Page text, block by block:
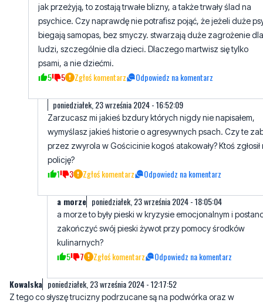
ludzi, szczególnie dla dzieci. Dlaczego martwisz się tylko
psami, a nie dziećmi.
5 5 Zgłoś komentarz Odpowiedz na komentarz
poniedziałek, 23 września 2024 - 16:52:09
Zarzucasz mi jakieś bzdury których nigdy nie napisałem,
przez zwyrola w Gościcinie kogoś atakowały? Ktoś zgłosił
policję?
1 3 Zgłoś komentarz Odpowiedz na komentarz
a morze
a morze to były pieski w kryzysie emocjonalnym i
kulinarnych?
5 7 Zgłoś komentarz Odpowiedz na komentarz
poniedziałek, 23 września 2024 - 12:17:52
Z tego co słyszę trucizny podrzucane są na podwórka oraz w
Wejherowie całkiem nie dawno otruto pieska . Pies to przyjaciel
członek rodziny , a od bezpańskich psów jest schronisko ,nie